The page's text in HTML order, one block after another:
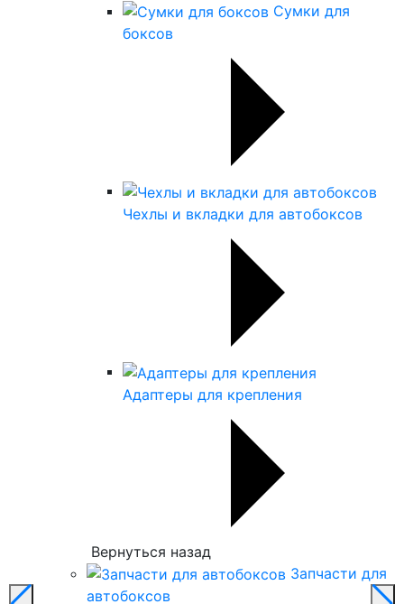
Сумки для
боксов
Чехлы и вкладки для автобоксов
Адаптеры для крепления
Вернуться назад
Запчасти для
автобоксов